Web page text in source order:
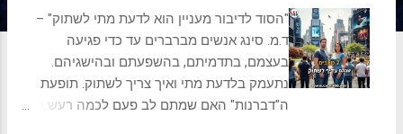
"הסוד לדיבור מעניין הוא לדעת מתי לשתוק" –
ד.מ. סינג אנשים מברברים עד כדי פגיעה
בעצמם, בתדמיתם, בהשפעתם ובהישגיהם.
נתעמק בלדעת מתי ואיך צריך לשתוק. תופעת
ה"דברנות" האם שמתם לב פעם לכמה רעש יש